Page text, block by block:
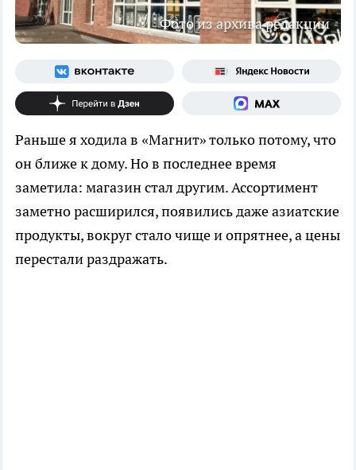
Фото из архива редакции
Раньше я ходила в «Магнит» только потому, что
он ближе к дому. Но в последнее время
заметила: магазин стал другим. Ассортимент
заметно расширился, появились даже азиатские
продукты, вокруг стало чище и опрятнее, а цены
перестали раздражать.